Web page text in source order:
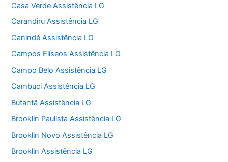
Casa Verde Assistência LG
Carandiru Assistência LG
Canindé Assistência LG
Campos Elíseos Assistência LG
Campo Belo Assistência LG
Cambuci Assistência LG
Butantã Assistência LG
Brooklin Paulista Assistência LG
Brooklin Novo Assistência LG
Brooklin Assistência LG